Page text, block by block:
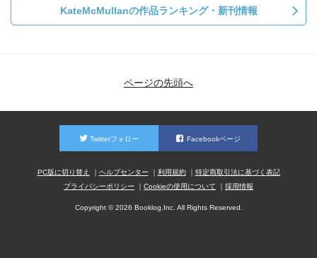
KateMcMullanの作品ランキング・新刊情報
ページの先頭へ
Twitterフォロー Facebookページ
PC版に切り替え ヘルプセンター 利用規約
特定商取引法に基づく表記
プライバシーポリシー
Cookieの使用について 採用情報
Copyright © 2026 Booklog,Inc. All Rights Reserved.